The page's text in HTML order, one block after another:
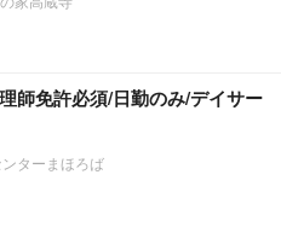
師免許必須/日勤のみ/デイサー
ターまほろば